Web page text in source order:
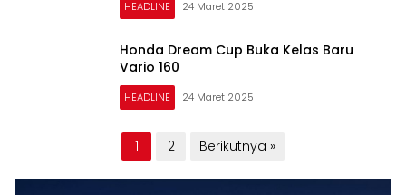
HEADLINE 24 Maret 2025
Honda Dream Cup Buka Kelas Baru
Vario 160
HEADLINE 24 Maret 2025
pos
1 2 Berikutnya »